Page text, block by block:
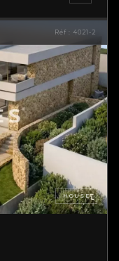
Réf : 4021-2
HOUSE